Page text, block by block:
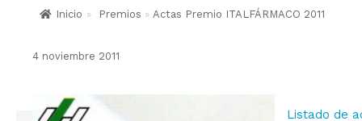
Inicio » Premios » Actas Premio ITALFÁRMACO 2011
4 noviembre 2011
Listado de